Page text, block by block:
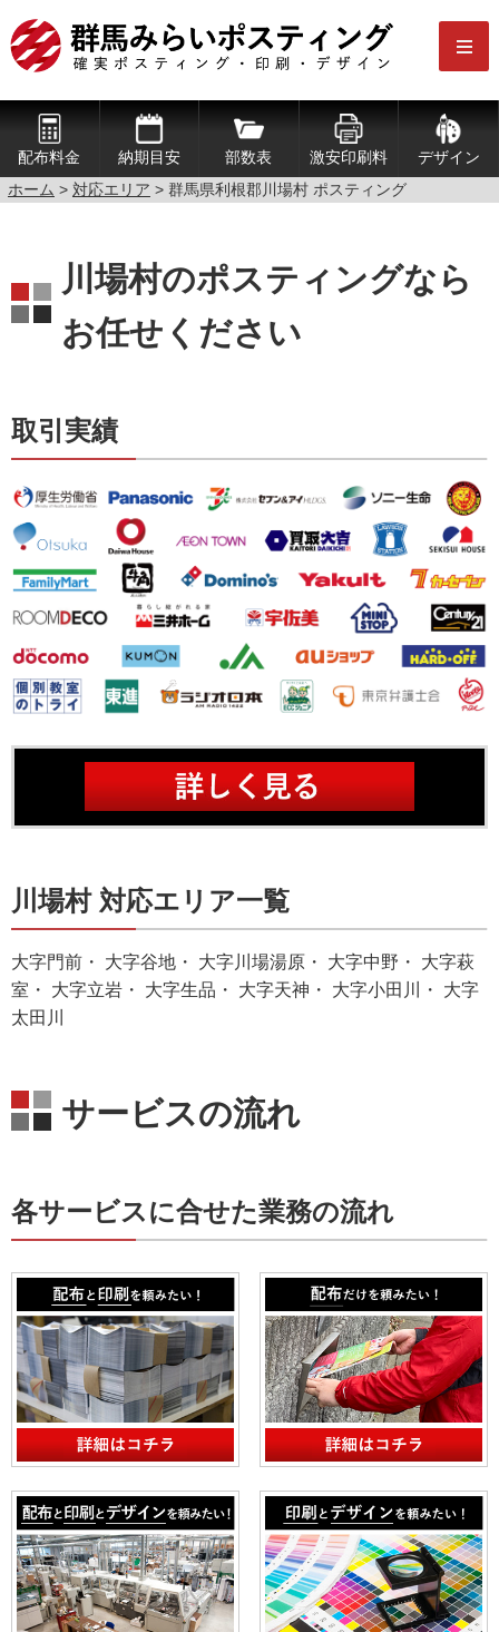
配布料金 納期目安 部数表 激安印刷料
デザイン
ホーム > 対応エリア > 群馬県利根郡川場村 ポスティング
川場村のポスティングなら
お任せください
取引実績
川場村 対応エリア一覧
大字門前・ 大字谷地・ 大字川場湯原・ 大字中野・ 大字萩
室・ 大字立岩・ 大字生品・ 大字天神・ 大字小田川・ 大字
太田川
サービスの流れ
各サービスに合せた業務の流れ